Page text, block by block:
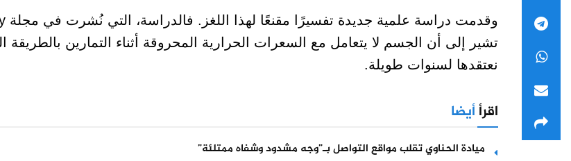
تشير إلى أن الجسم لا يتعامل مع السعرات الحرارية المحروقة أثناء التمارين بالطريقة
نعتقدها لسنوات طويلة.
اقرأأيضا
ميادة الحناوي تقلب مواقع التواصل بـ”وجه مشدود وشفاه ممتلئة”